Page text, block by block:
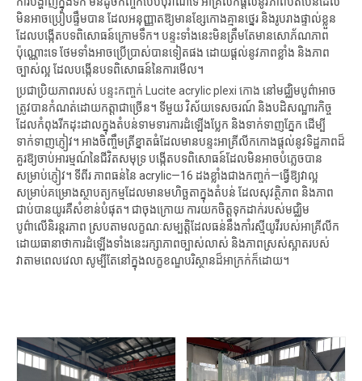
មិនអាចប្រៀបផ្ទឹមបាន ដែលអនុញ្ញាតឱ្យមានខ្សែកោងគ្មានថ្នេរ និងរូបរាងផ្ទាល់ខ្លួន
ដែលបង្កើតបទពិសោធន៍ក្រោមទឹក។ បន្ទះទាំងនេះមិនត្រឹមតែមានសោភ័ណភាព
ប៉ុណ្ណោះទេ ថែមទាំងអាចប្រើប្រាស់បានទៀតផង ដោយផ្តល់នូវភាពខ្លាំង និងភាព
ច្បាស់ល្អ ដែលបង្កើនបទពិសោធន៍នៃការមើល។
ប្រជាប្រិយភាពរបស់ បន្ទះកញ្ចក់ Lucite acrylic plexi កោង នៅមជ្ឈិមបូព៌ាអាច
ត្រូវបានកំណត់ដោយកត្តាជាច្រើន។ ទីមួយ វិស័យទេសចរណ៍ និងបដិសណ្ឋារកិច្ច
ដែលកំពុងរីកដុះដាលក្នុងតំបន់ទាមទារការដំឡើងប្លែក និងទាក់ទាញភ្នែក ដើម្បី
ទាក់ទាញភ្ញៀវ។ អាងចិញ្ចឹមត្រីខ្នាតធំដែលមានបន្ទះអាគ្រីលីកកោងផ្តល់នូវទិដ្ឋភាពដ៏
គួរឱ្យចាប់អារម្មណ៍នៃជីវិតសមុទ្រ បង្កើតបទពិសោធន៍ដែលមិនអាចបំភ្លេចបាន
សម្រាប់ភ្ញៀវ។ ទីពីរ ភាពធន់នៃ acrylic—16 ដងខ្លាំងជាងកញ្ចក់—ធ្វើឱ្យវាល្អ
សម្រាប់គម្រោងស្ថាបត្យកម្មដែលមានមហិច្ឆតាក្នុងតំបន់ ដែលសុវត្ថិភាព និងភាព
ជាប់បានយូរគឺសំខាន់បំផុត។ ជាចុងក្រោយ ការយកចិត្តទុកដាក់របស់មជ្ឈិម
បូព៌ាលើនិរន្តរភាព ស្របតាមលក្ខណៈសម្បត្តិដែលធន់នឹងកាំរស្មីយូវីរបស់អាគ្រីលីក
ដោយធានាថាការដំឡើងទាំងនេះរក្សាភាពច្បាស់លាស់ និងភាពស្រស់ស្អាតរបស់
វាតាមពេលវេលា សូម្បីតែនៅក្នុងលក្ខខណ្ឌបរិស្ថានដ៏អាក្រក់ក៏ដោយ។